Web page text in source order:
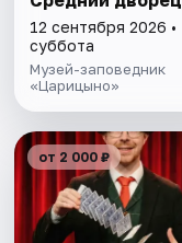
12 сентября 2026 •
суббота
Музей-заповедник
«Царицыно»
от 2 000 ₽